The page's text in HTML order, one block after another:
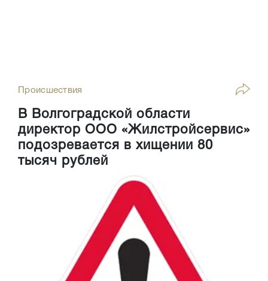
Происшествия
В Волгоградской области
директор ООО «Жилстройсервис»
подозревается в хищении 80
тысяч рублей